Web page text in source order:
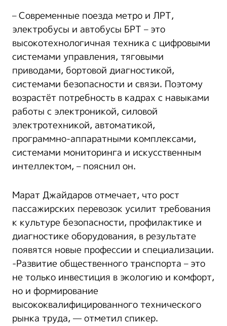
– Современные поезда метро и ЛРТ,
электробусы и автобусы БРТ – это
высокотехнологичная техника с цифровыми
системами управления, тяговыми
приводами, бортовой диагностикой,
системами безопасности и связи. Поэтому
возрастёт потребность в кадрах с навыками
работы с электроникой, силовой
электротехникой, автоматикой,
программно-аппаратными комплексами,
системами мониторинга и искусственным
интеллектом, – пояснил он.
Марат Джайдаров отмечает, что рост
пассажирских перевозок усилит требования
к культуре безопасности, профилактике и
диагностике оборудования, в результате
появятся новые профессии и специализации.
-Развитие общественного транспорта – это
не только инвестиция в экологию и комфорт,
но и формирование
высококвалифицированного технического
рынка труда, — отметил спикер.